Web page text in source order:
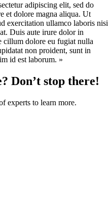
adipiscing elit, sed do
et dolore magna aliqua. Ut
exercitation ullamco laboris nisi
Duis aute irure dolor in
cillum dolore eu fugiat nulla
non proident, sunt in
id est laborum. »
Don’t stop there!
experts to learn more.